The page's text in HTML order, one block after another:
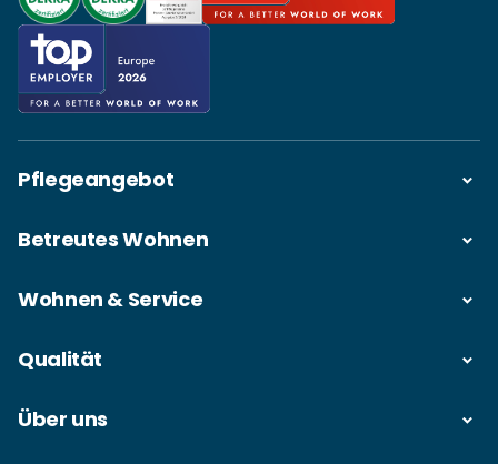
Pflegeangebot
Betreutes Wohnen
Wohnen & Service
Qualität
Über uns